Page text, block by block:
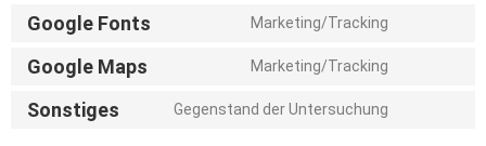
Google Fonts Marketing/Tracking
Google Maps Marketing/Tracking
Sonstiges Gegenstand der Untersuchung